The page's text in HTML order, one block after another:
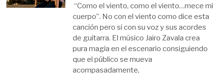
“Como el viento, como el viento…mece mi
cuerpo”. No con el viento como dice esta
canción pero si con su voz y sus acordes
de guitarra. El músico Jairo Zavala crea
pura magia en el escenario consiguiendo
que el público se mueva
acompasadamente,